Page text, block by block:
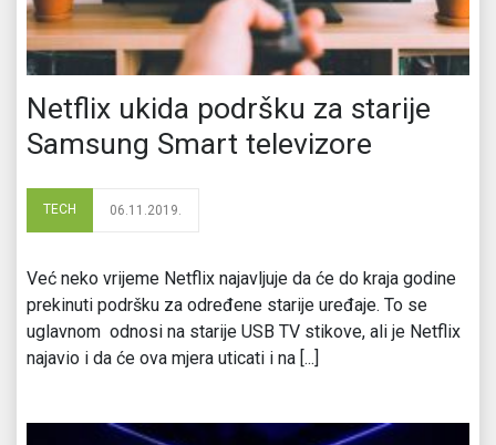
Netflix ukida podršku za starije
Samsung Smart televizore
TECH 06.11.2019.
Već neko vrijeme Netflix najavljuje da će do kraja godine
prekinuti podršku za određene starije uređaje. To se
uglavnom odnosi na starije USB TV stikove, ali je Netflix
najavio i da će ova mjera uticati i na [...]